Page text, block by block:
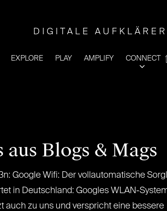
DIGITALE
EXPLORE PLAY AMPLIFY CONNECT
Blogs & Mags
Google Wifi: Der vollautomatische
in Deutschland: Googles WLAN-
auch zu uns und verspricht eine bessere